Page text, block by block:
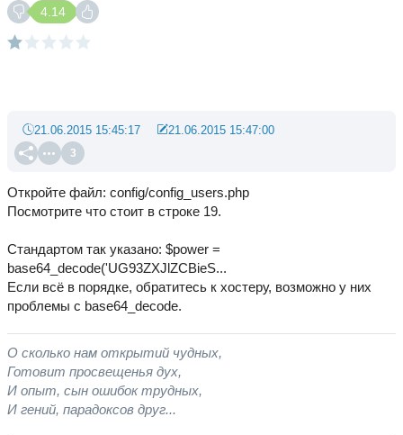
4.14
3
21.06.2015 15:45:17 21.06.2015 15:47:00
Откройте файл: config/config_users.php
Посмотрите что стоит в строке 19.
Стандартом так указано: $power =
base64_decode('UG93ZXJlZCBieS...
Если всё в порядке, обратитесь к хостеру, возможно у них
проблемы с base64_decode.
О сколько нам открытий чудных,
Готовит просвещенья дух,
И опыт, сын ошибок трудных,
И гений, парадоксов друг...